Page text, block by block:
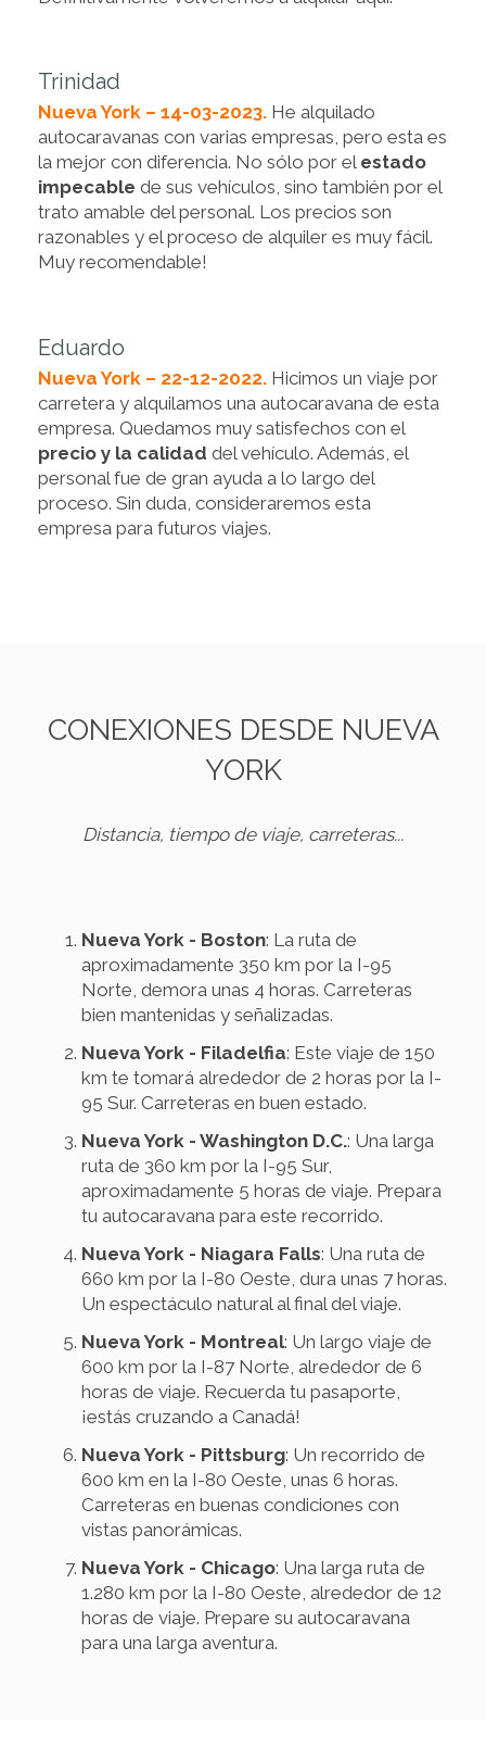
Trinidad
Nueva York – 14-03-2023. He alquilado
autocaravanas con varias empresas, pero esta es
la mejor con diferencia. No sólo por el estado
impecable de sus vehículos, sino también por el
trato amable del personal. Los precios son
razonables y el proceso de alquiler es muy fácil.
Muy recomendable!
Eduardo
Nueva York – 22-12-2022. Hicimos un viaje por
carretera y alquilamos una autocaravana de esta
empresa. Quedamos muy satisfechos con el
precio y la calidad del vehículo. Además, el
personal fue de gran ayuda a lo largo del
proceso. Sin duda, consideraremos esta
empresa para futuros viajes.
CONEXIONES DESDE NUEVA
YORK
Distancia, tiempo de viaje, carreteras...
Nueva York - Boston: La ruta de
aproximadamente 350 km por la I-95
Norte, demora unas 4 horas. Carreteras
bien mantenidas y señalizadas.
Nueva York - Filadelfia: Este viaje de 150
km te tomará alrededor de 2 horas por la I-
95 Sur. Carreteras en buen estado.
Nueva York - Washington D.C.: Una larga
ruta de 360 km por la I-95 Sur,
aproximadamente 5 horas de viaje. Prepara
tu autocaravana para este recorrido.
Nueva York - Niagara Falls: Una ruta de
660 km por la I-80 Oeste, dura unas 7 horas.
Un espectáculo natural al final del viaje.
Nueva York - Montreal: Un largo viaje de
600 km por la I-87 Norte, alrededor de 6
horas de viaje. Recuerda tu pasaporte,
¡estás cruzando a Canadá!
Nueva York - Pittsburg: Un recorrido de
600 km en la I-80 Oeste, unas 6 horas.
Carreteras en buenas condiciones con
vistas panorámicas.
Nueva York - Chicago: Una larga ruta de
1.280 km por la I-80 Oeste, alrededor de 12
horas de viaje. Prepare su autocaravana
para una larga aventura.